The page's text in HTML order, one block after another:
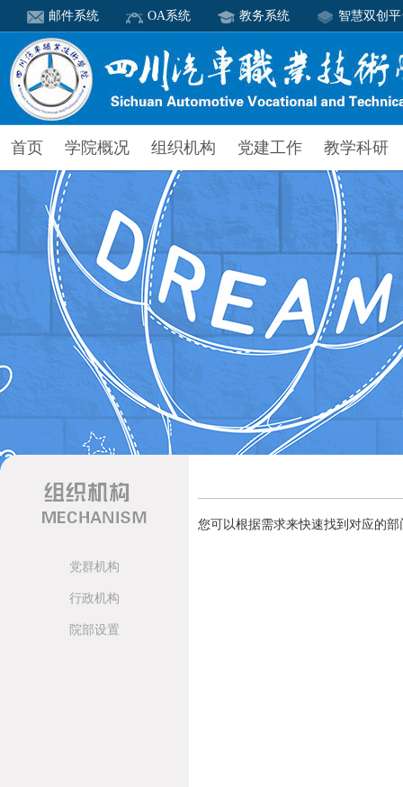
邮件系统 OA系统 教务系统 智慧双创
首页 学院概况 组织机构 党建工作 教学科研
党群机构
行政机构
院部设置
您可以根据需求来快速找到对应的